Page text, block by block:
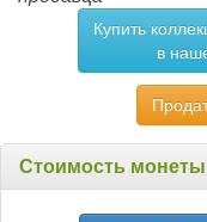
Купить
в
Стоимость монеты